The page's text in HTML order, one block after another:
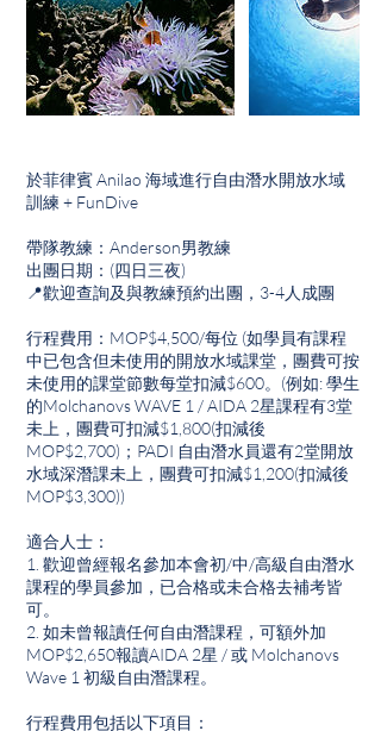
於菲律賓 Anilao 海域進行自由潛水開放水域
訓練 + FunDive
帶隊教練：Anderson男教練
出團日期：(四日三夜)
📍歡迎查詢及與教練預約出團，3-4人成團
行程費用：MOP$4,500/每位 (如學員有課程
中已包含但未使用的開放水域課堂，團費可按
未使用的課堂節數每堂扣減$600。(例如: 學生
的Molchanovs WAVE 1 / AIDA 2星課程有3堂
未上，團費可扣減$1,800(扣減後
MOP$2,700)；PADI 自由潛水員還有2堂開放
水域深潛課未上，團費可扣減$1,200(扣減後
MOP$3,300))
適合人士：
1. 歡迎曾經報名參加本會初/中/高級自由潛水
課程的學員參加，已合格或未合格去補考皆
可。
2. 如未曾報讀任何自由潛課程，可額外加
MOP$2,650報讀AIDA 2星 / 或 Molchanovs
Wave 1 初級自由潛課程。
行程費用包括以下項目：